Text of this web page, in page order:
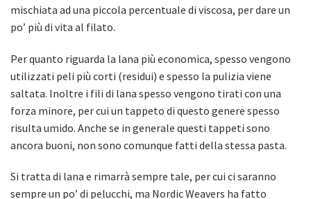
mischiata ad una piccola percentuale di viscosa, per dare un
po’ più di vita al filato.
Per quanto riguarda la lana più economica, spesso vengono
utilizzati peli più corti (residui) e spesso la pulizia viene
saltata. Inoltre i fili di lana spesso vengono tirati con una
forza minore, per cui un tappeto di questo genere spesso
risulta umido. Anche se in generale questi tappeti sono
ancora buoni, non sono comunque fatti della stessa pasta.
Si tratta di lana e rimarrà sempre tale, per cui ci saranno
sempre un po’ di pelucchi, ma Nordic Weavers ha fatto